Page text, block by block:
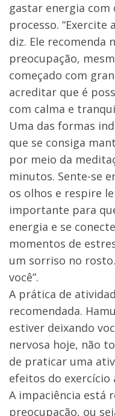
gastar energia
processo. “Exercite
diz. Ele recomenda
preocupação,
começado com
acreditar que é
com calma e
Uma das formas
que se consiga
por meio da
minutos. Sente-se
os olhos e respire
importante para
energia e se
momentos de
um sorriso no
você”.
A prática de
recomendada.
estiver deixando
nervosa hoje, não
de praticar uma
efeitos do exercício
A impaciência está
preocupação, ou